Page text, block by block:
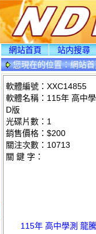
網站首頁 站内搜尋
您現在的位置：網站
軟體編號：XXC14855
軟體名稱：115年 高中
D版
光碟片數：1
銷售價格：$200
關注次數： 10713
關 鍵 字：
115年 高中學測 龍